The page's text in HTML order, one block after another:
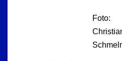
Foto: